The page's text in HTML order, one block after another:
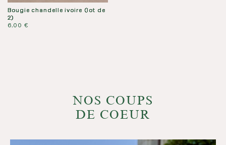
Bougie chandelle ivoire (lot de
2)
6,00 €
NOS COUPS
DE COEUR